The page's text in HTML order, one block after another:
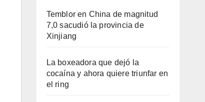
Temblor en China de magnitud
7,0 sacudió la provincia de
Xinjiang
La boxeadora que dejó la
cocaína y ahora quiere triunfar en
el ring​